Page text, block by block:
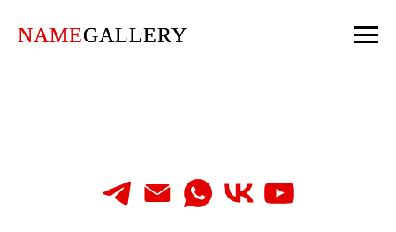
NAMEGALLERY
NAMEGALLERY